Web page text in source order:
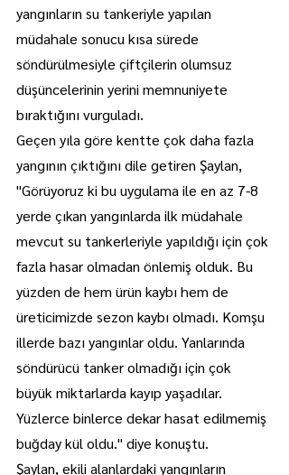
yangınların su tankeriyle yapılan
müdahale sonucu kısa sürede
söndürülmesiyle çiftçilerin olumsuz
düşüncelerinin yerini memnuniyete
bıraktığını vurguladı.
Geçen yıla göre kentte çok daha fazla
yangının çıktığını dile getiren Şaylan,
"Görüyoruz ki bu uygulama ile en az 7-8
yerde çıkan yangınlarda ilk müdahale
mevcut su tankerleriyle yapıldığı için çok
fazla hasar olmadan önlemiş olduk. Bu
yüzden de hem ürün kaybı hem de
üreticimizde sezon kaybı olmadı. Komşu
illerde bazı yangınlar oldu. Yanlarında
söndürücü tanker olmadığı için çok
büyük miktarlarda kayıp yaşadılar.
Yüzlerce binlerce dekar hasat edilmemiş
buğday kül oldu." diye konuştu.
Şaylan, ekili alanlardaki yangınların